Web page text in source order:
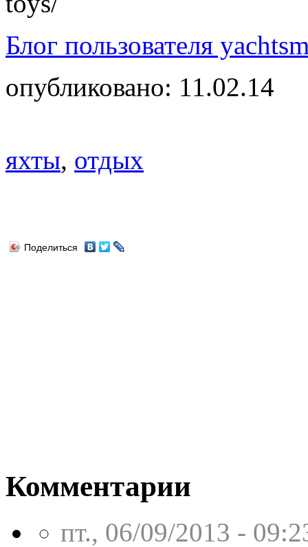
Блог пользователя
опубликовано: 11.02.14
яхты, отдых
Поделиться
Комментарии
пт., 06/09/2013 -